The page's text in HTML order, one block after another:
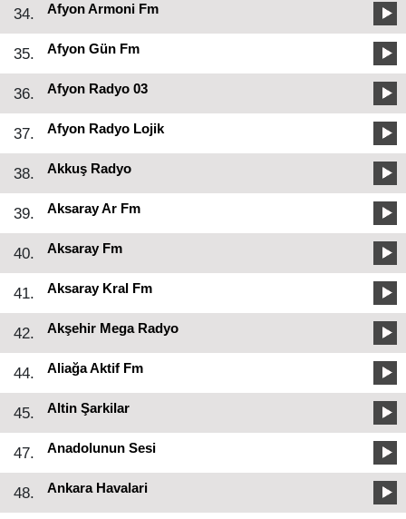
34. Afyon Armoni Fm
35. Afyon Gün Fm
36. Afyon Radyo 03
37. Afyon Radyo Lojik
38. Akkuş Radyo
39. Aksaray Ar Fm
40. Aksaray Fm
41. Aksaray Kral Fm
42. Akşehir Mega Radyo
44. Aliağa Aktif Fm
45. Altin Şarkilar
47. Anadolunun Sesi
48. Ankara Havalari